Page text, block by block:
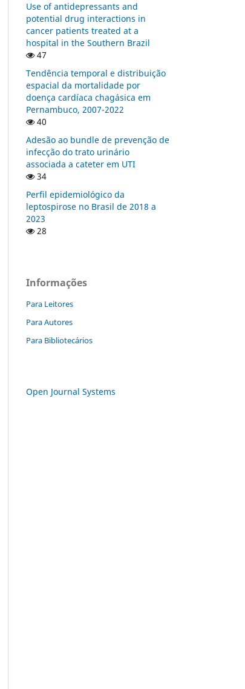
Use of antidepressants and
potential drug interactions in
cancer patients treated at a
hospital in the Southern Brazil
47
Tendência temporal e distribuição
espacial da mortalidade por
doença cardíaca chagásica em
Pernambuco, 2007-2022
40
Adesão ao bundle de prevenção de
infecção do trato urinário
associada a cateter em UTI
34
Perfil epidemiológico da
leptospirose no Brasil de 2018 a
2023
28
Informações
Para Leitores
Para Autores
Para Bibliotecários
Open Journal Systems